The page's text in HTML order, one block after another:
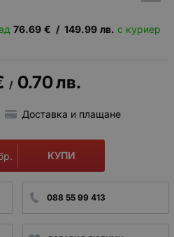
76.69 € / 149.99 лв. с куриер
/ 0.70лв.
Доставка и плащане
КУПИ
088 55 99 413